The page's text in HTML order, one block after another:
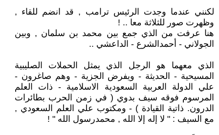
لكنني عندما وجدت الرئيس ترامب , قد انضم للقاء ,
وظهرت صور للثلاثة معا .. !
هنا عرفت من الذي جمع بين محمد بن سلمان , وبين
الجولاني - أحمدالشرع - الداعشي ..
الذي معهما هو الرجل الذي يمثل الحملات الصليبية
المسيحية - الحديثة - ويفرض الجزية - وهم صاغرون -
علي الدولة العربية السعودية الاسلامية - ذات العلم
المرسوم فوقه سيف بدوي ( في زمن الحرب بطائرات
الدرون. ذاتية القيادة ) - ومكتوب علي العلم السعودي ,
مع السيف : " لا إله إلا الله , محمدرسول الله " !